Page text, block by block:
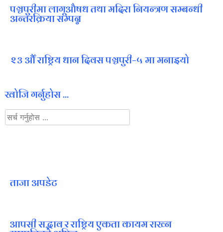
पञ्चपुरीमा लागूऔषध तथा मदिरा नियन्त्रण सम्बन्धी
अन्तरक्रिया सम्पन्न
२३ औँ राष्ट्रिय धान दिवस पञ्चपुरी–५ मा मनाइयाे
खोजि गर्नुहोस ...
ताजा अपडेट
आपसी सद्भाव र राष्ट्रिय एकता कायम राख्न